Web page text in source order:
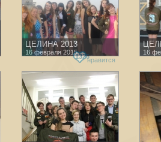
ЦЕЛИНА 2013
16 февраля 2015
1326нравится
16